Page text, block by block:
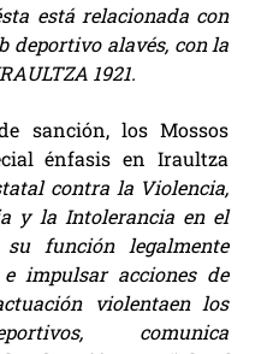
está relacionada con
deportivo alavés, con la
1921.
sanción, losMossos
énfasis en Iraultza
contra la Violencia,
y la Intolerancia en el
función legalmente
impulsar acciones de
violentaen los
comunica